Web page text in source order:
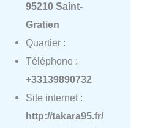
95210 Saint-
Gratien
Quartier :
Téléphone :
+33139890732
Site internet :
http://takara95.fr/